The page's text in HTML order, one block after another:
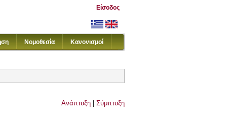
Είσοδος
Νομοθεσία Κανονισμοί
Ανάπτυξη Σύμπτυξη